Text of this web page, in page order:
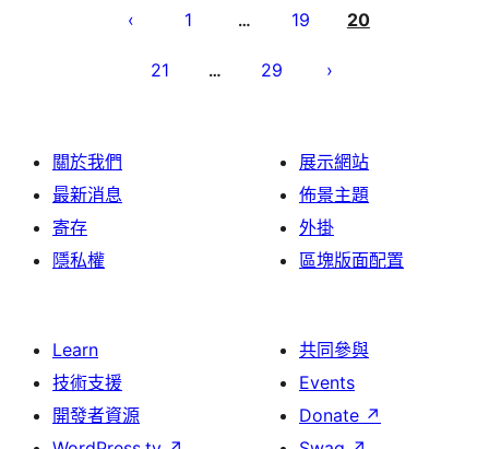
pagination
1 … 19 20
21 … 29
關於我們
最新消息
寄存
隱私權
展示網站
佈景主題
外掛
區塊版面配置
Learn
技術支援
開發者資源
共同參與
Events
Donate ↗